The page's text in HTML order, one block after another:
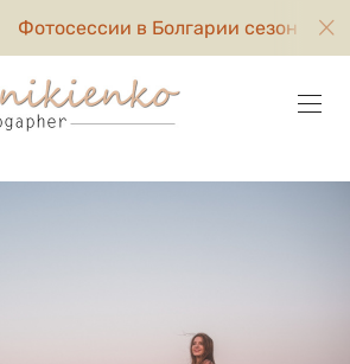
в Болгарии сезон 2026